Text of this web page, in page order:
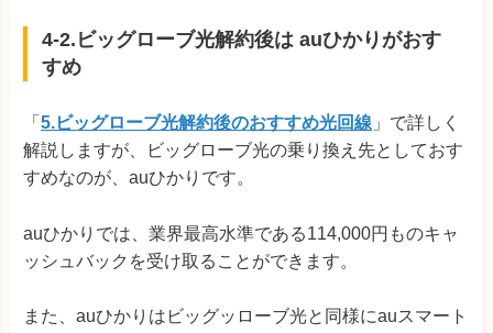
4-2.ビッグローブ光解約後は auひかりがおす
すめ
「 5.ビッグローブ光解約後のおすすめ光回線 」で詳しく
解説しますが、ビッグローブ光の乗り換え先としておす
すめなのが、auひかりです。
auひかりでは、業界最高水準である114,000円ものキャ
ッシュバックを受け取ることができます。
また、auひかりはビッグッローブ光と同様にauスマート